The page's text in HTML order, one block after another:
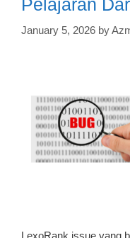
Pelajaran
January 5, 2026 by
LexoRank issue yang